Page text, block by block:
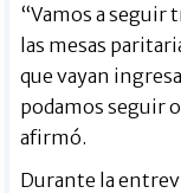
“Vamos a seguir
las mesas
que vayan
podamos seguir
afirmó.
Durante la